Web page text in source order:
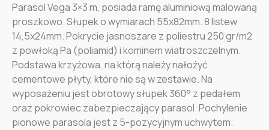
Parasol Vega 3×3 m, posiada ramę aluminiową malowaną
proszkowo. Słupek o wymiarach 55x82mm. 8 listew
14,5x24mm. Pokrycie jasnoszare z poliestru 250 gr/m2
z powłoką Pa (poliamid) i kominem wiatroszczelnym.
Podstawa krzyżowa, na którą należy nałożyć
cementowe płyty, które nie są w zestawie. Na
wyposażeniu jest obrotowy słupek 360° z pedałem
oraz pokrowiec zabezpieczający parasol. Pochylenie
pionowe parasola jest z 5-pozycyjnym uchwytem.